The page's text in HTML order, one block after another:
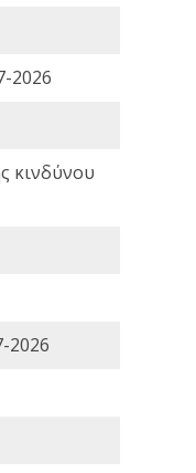
2026
κινδύνου
2026